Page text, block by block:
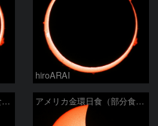
hiroARAI
アメリカ金環日食（部分食その２） アメリカ金環日食（部分食その１）